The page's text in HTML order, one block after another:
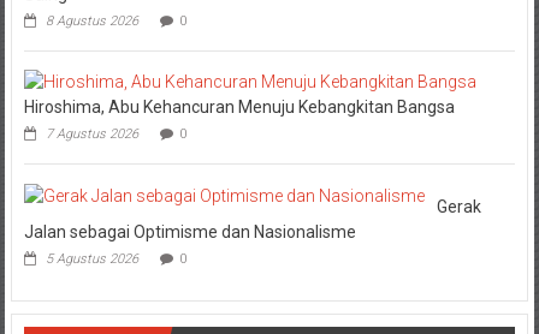
8 Agustus 2026 0
Hiroshima, Abu Kehancuran Menuju Kebangkitan Bangsa
7 Agustus 2026 0
Gerak
Jalan sebagai Optimisme dan Nasionalisme
5 Agustus 2026 0